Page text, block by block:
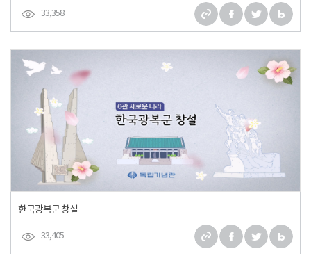
33,358
한국광복군 창설
33,405